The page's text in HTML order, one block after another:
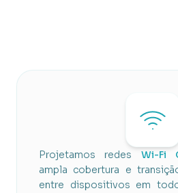
Projetamos redes Wi-Fi
ampla cobertura e
entre dispositivos em